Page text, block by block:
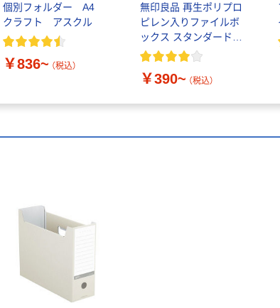
個別フォルダー A4
クラフト アスクル
￥836~ （税込）
無印良品 再生ポリプロ
ピレン入りファイルボ
ックス スタンダードタ
イプ
￥390~ （税込）